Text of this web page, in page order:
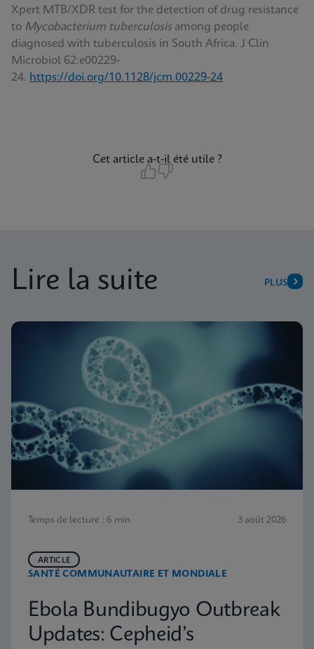
Xpert MTB/XDR test for the detection of drug resistance
to Mycobacterium tuberculosisamong people
diagnosed with tuberculosis in South Africa. J Clin
Microbiol 62:e00229-
24. https://doi.org/10.1128/jcm.00229-24
Cet article a-t-il été utile ?
Lire la suite PLUS
Temps de lecture : 6 min 3 août 2026
SANTÉ COMMUNAUTAIRE ET MONDIALE
ARTICLE
Ebola Bundibugyo Outbreak
Updates: Cepheid’s